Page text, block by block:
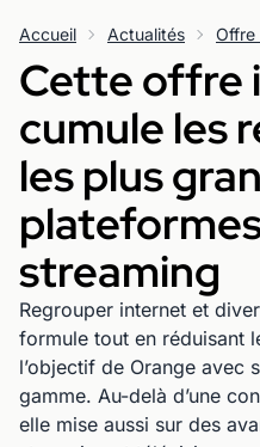
Accueil Actualités Offre
Cette offre
cumule les
les plus
streaming
Regrouper internet et
formule tout en réduisant
l’objectif de Orange avec
gamme. Au-delà d’une
elle mise aussi sur des